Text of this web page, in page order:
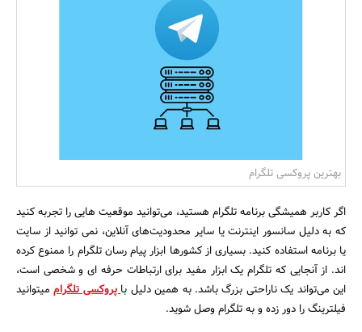
بهترین پروکسی تلگرام
اگر کاربر همیشگی برنامه تلگرام هستید، می‌توانید موقعیت هایی را تجربه کنید
که به دلیل سانسور اینترنت یا سایر محدودیت‌های آنلاین، نمی توانید از سایت
یا برنامه استفاده کنید. بسیاری از کشورها ابزار پیام رسان تلگرام را ممنوع کرده
اند. از آنجایی که تلگرام یک ابزار مفید برای ارتباطات حرفه ای و شخصی است،
این می‌تواند یک ناراحتی بزرگ باشد. به همین دلیل باپروکسی تلگراممیتوانید
فیلترینگ را دور زده و به تلگرام وصل شوید.